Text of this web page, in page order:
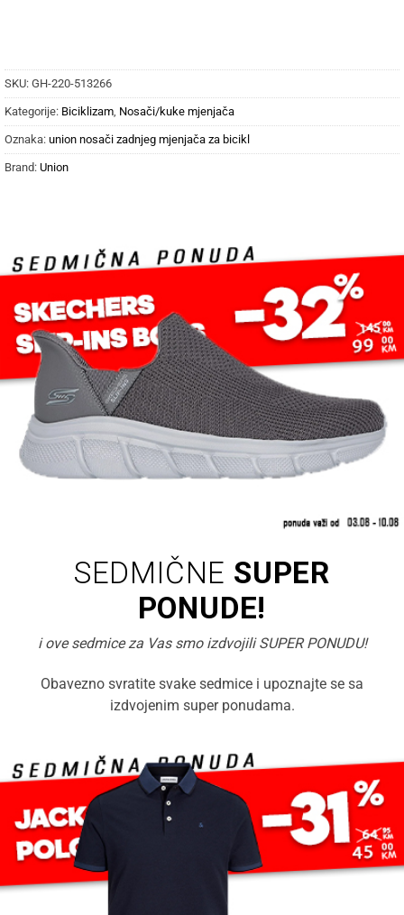
SKU: GH-220-513266
Kategorije: Biciklizam, Nosači/kuke mjenjača
Oznaka: union nosači zadnjeg mjenjača za bicikl
Brand: Union
SEDMIČNE SUPER
PONUDE!
i ove sedmice za Vas smo izdvojili SUPER PONUDU!
Obavezno svratite svake sedmice i upoznajte se sa
izdvojenim super ponudama.